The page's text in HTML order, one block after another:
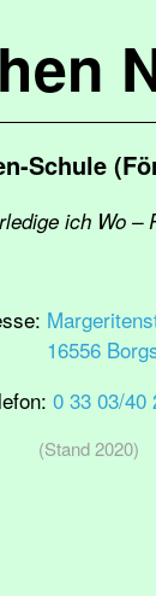
Schule
ich Wo –
16556
0 33 03/40
(Stand 2020)